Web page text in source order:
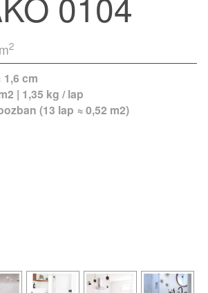
2
1,6 cm
| 1,35 kg / lap
(13 lap ≈ 0,52 m2)